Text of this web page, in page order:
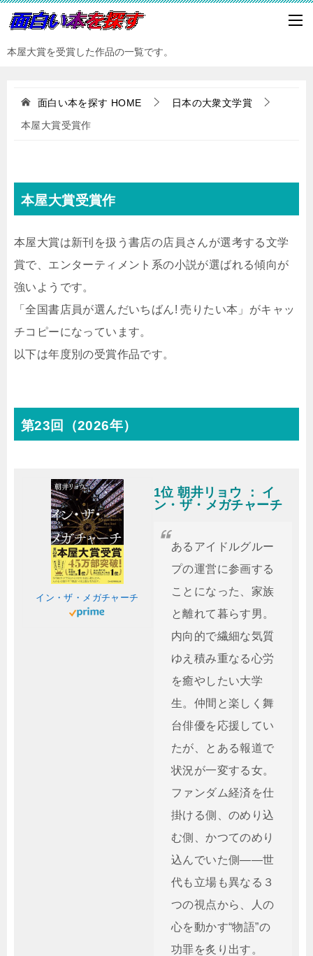
本屋大賞を受賞した作品の一覧です。
面白い本を探す HOME
日本の大衆文学賞
本屋大賞受賞作
本屋大賞受賞作
本屋大賞は新刊を扱う書店の店員さんが選考する文学
賞で、エンターティメント系の小説が選ばれる傾向が
強いようです。
「全国書店員が選んだいちばん! 売りたい本」がキャッ
チコピーになっています。
以下は年度別の受賞作品です。
第23回（2026年）
イン・ザ・メガチャーチ
1位 朝井リョウ ： イ
ン・ザ・メガチャーチ
あるアイドルグルー
プの運営に参画する
ことになった、家族
と離れて暮らす男。
内向的で繊細な気質
ゆえ積み重なる心労
を癒やしたい大学
生。仲間と楽しく舞
台俳優を応援してい
たが、とある報道で
状況が一変する女。
ファンダム経済を仕
掛ける側、のめり込
む側、かつてのめり
込んでいた側――世
代も立場も異なる３
つの視点から、人の
心を動かす“物語”の
功罪を炙り出す。